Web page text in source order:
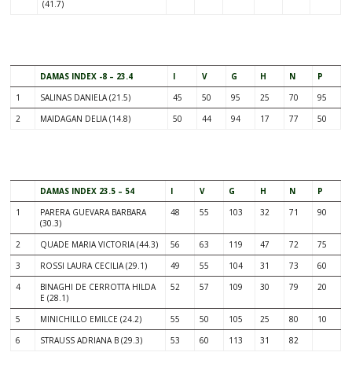
(41.7)
DAMAS INDEX -8 – 23.4 I V G H N
P
1
SALINAS DANIELA (21.5) 45 50 95 25 70
95
2
MAIDAGAN DELIA (14.8) 50 44 94 17 77 50
DAMAS INDEX 23.5 – 54 I V G H N
P
1
PARERA GUEVARA BARBARA
(30.3)
48 55 103 32 71 90
2 QUADE MARIA VICTORIA (44.3) 56 63 119 47 72
75
3
ROSSI LAURA CECILIA (29.1) 49 55 104 31 73
60
4
BINAGHI DE CERROTTA HILDA
E (28.1)
52 57 109 30 79 20
5 MINICHILLO EMILCE (24.2) 55 50 105 25 80
10
6
STRAUSS ADRIANA B (29.3) 53 60 113 31 82